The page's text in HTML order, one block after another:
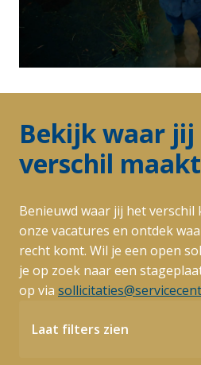
Bekijk waar
verschil maakt
Benieuwd waar jij het verschil
onze vacatures en ontdek
recht komt. Wil je een open
je op zoek naar een
op via
Laat filters zien